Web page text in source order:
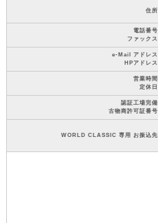
住所
電話番号
ファックス
e-Mail アドレス
HPアドレス
営業時間
定休日
認証工場完備
古物商許可証番号
WORLD CLASSIC 専用 お振込先